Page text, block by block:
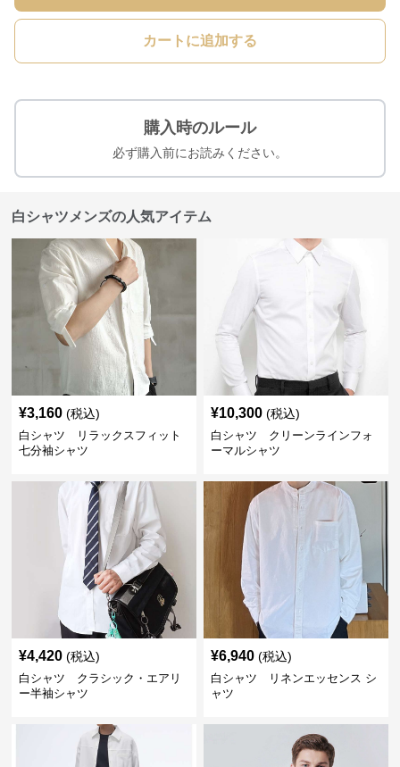
カートに追加する
購入時のルール
必ず購入前にお読みください。
白シャツメンズの人気アイテム
¥3,160 (税込)
白シャツ リラックスフィット
七分袖シャツ
¥10,300 (税込)
白シャツ クリーンラインフォ
ーマルシャツ
¥4,420 (税込)
白シャツ クラシック・エアリ
ー半袖シャツ
¥6,940 (税込)
白シャツ リネンエッセンス シ
ャツ